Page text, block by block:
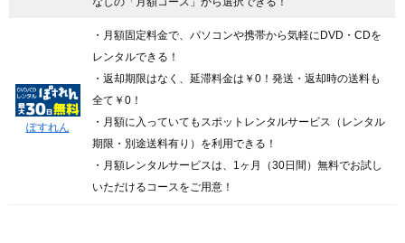
ぽすれん
・月額固定料金で、パソコンや携帯から気軽にDVD・CDを
レンタルできる！
・返却期限はなく、延滞料金は￥0！発送・返却時の送料も
全て￥0！
・月額に入っていてもスポットレンタルサービス（レンタル
期限・別途送料有り）を利用できる！
・月額レンタルサービスは、1ヶ月（30日間）無料でお試し
いただけるコースをご用意！